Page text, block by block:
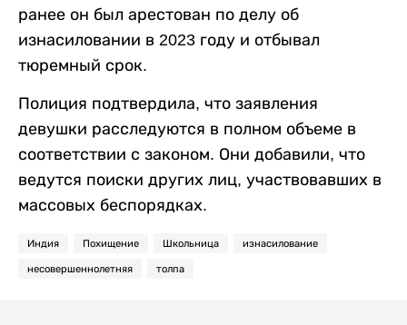
ранее он был арестован по делу об
изнасиловании в 2023 году и отбывал
тюремный срок.
Полиция подтвердила, что заявления
девушки расследуются в полном объеме в
соответствии с законом. Они добавили, что
ведутся поиски других лиц, участвовавших в
массовых беспорядках.
Индия Похищение Школьница изнасилование
несовершеннолетняя толпа